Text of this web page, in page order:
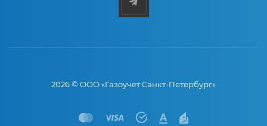
2026 © ООО «Газоучет Санкт-Петербург»